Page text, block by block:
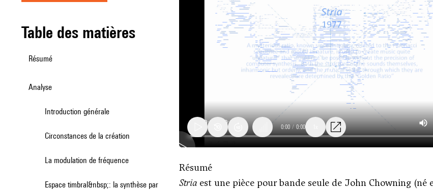
table des matières
Résumé
Analyse
Introduction générale
Circonstances de la création
La modulation de fréquence
Espace timbral&nbsp;: la synthèse par
Résumé
Stria est une pièce pour bande seule de John Chowning (né